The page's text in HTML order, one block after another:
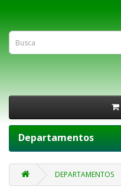
Departamentos
DEPARTAMENTOS